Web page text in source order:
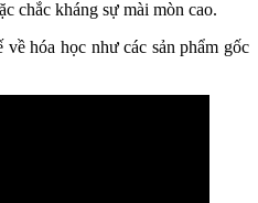
chắc kháng sự mài mòn cao.
hóa học như các sản phẩm gốc